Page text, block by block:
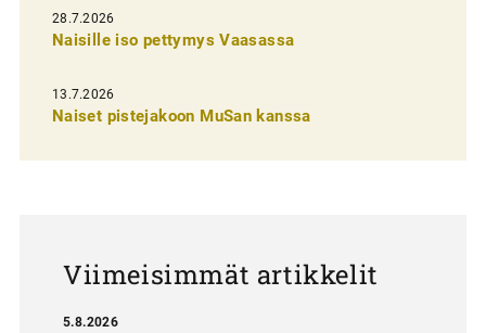
s
e
l
a
u
28.7.2026
Naisille iso pettymys Vaasassa
13.7.2026
Naiset pistejakoon MuSan kanssa
Viimeisimmät artikkelit
5.8.2026